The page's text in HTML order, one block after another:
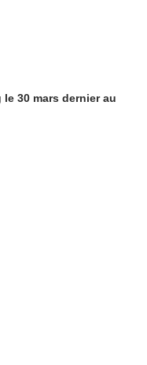
30 mars dernier au